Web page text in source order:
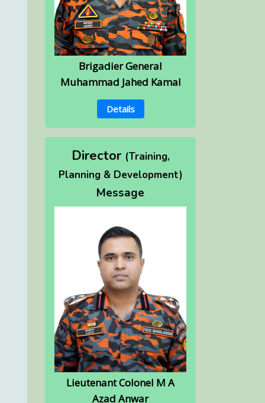
Brigadier General
Muhammad Jahed Kamal
Details
Director (Training,
Planning & Development)
Message
Lieutenant Colonel M A
Azad Anwar